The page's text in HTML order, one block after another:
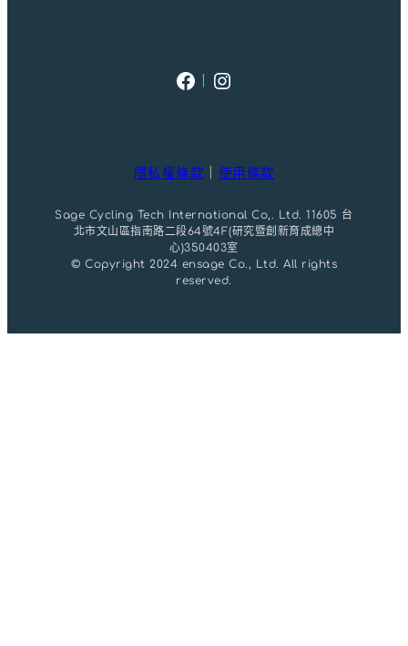
Facebook
Instagram
隱私權條款 使用條款
Sage Cycling Tech International Co,. Ltd. 11605 台
北市文山區指南路二段64號4F(研究暨創新育成總中
心)350403室
© Copyright 2024 ensage Co., Ltd. All rights
reserved.